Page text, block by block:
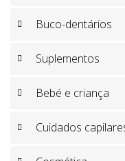
Buco-dentários
Suplementos
Bebé e criança
Cuidados